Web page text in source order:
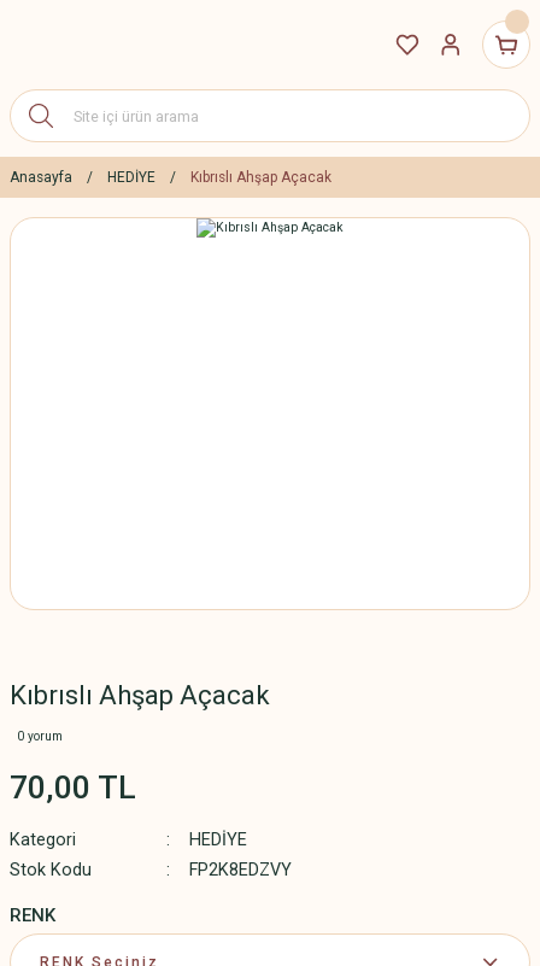
Anasayfa HEDİYE Kıbrıslı Ahşap Açacak
Kıbrıslı Ahşap Açacak
0 yorum
70,00 TL
Kategori
HEDİYE
Stok Kodu
FP2K8EDZVY
RENK